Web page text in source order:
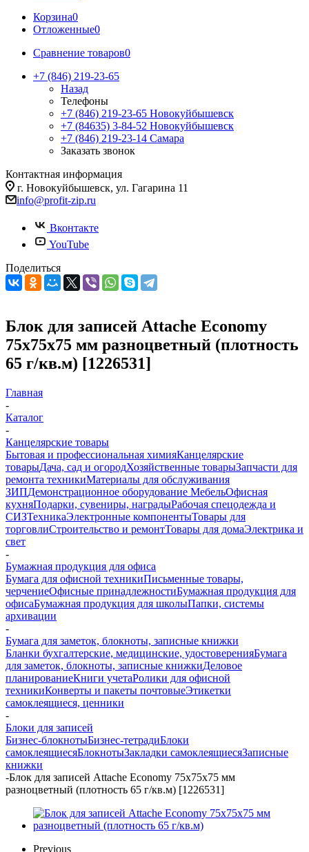
Корзина0
Отложенные0
Сравнение товаров0
+7 (846) 219-23-65
Назад
Телефоны
+7 (846) 219-23-65 Новокуйбышевск
+7 (84635) 3-84-52 Новокуйбышевск
+7 (846) 219-23-14 Самара
Заказать звонок
Контактная информация
г. Новокуйбышевск, ул. Гагарина 11
info@profit-zip.ru
Вконтакте
YouTube
Поделиться
Блок для записей Attache Economy
75x75x75 мм разноцветный (плотность
65 г/кв.м) [1226531]
Главная
-
Каталог
-
Канцелярские товары
Бытовая и профессиональная химияКанцелярские
товарыДача, сад и огородХозяйственные товарыЗапчасти для
ремонта техникиМатериалы для обслуживания
ЗИПДемонстрационное оборудование МебельОфисная
кухняПодарки, сувениры, наградыРабочая спецодежда и
СИЗТехникаЭлектронные компонентыТовары для
торговлиСтроительство и ремонтТовары для домаЭлектрика и
свет
-
Бумажная продукция для офиса
Бумага для офисной техникиПисьменные товары,
черчениеОфисные принадлежностиБумажная продукция для
офисаБумажная продукция для школыПапки, системы
архивации
-
Бумага для заметок, блокноты, записные книжки
Бланки бухгалтерские, медицинские, удостоверенияБумага
для заметок, блокноты, записные книжкиДеловое
планированиеКниги учетаРолики для офисной
техникиКонверты и пакеты почтовыеЭтикетки
самоклеящиеся, ценники
-
Блоки для записей
Бизнес-блокнотыБизнес-тетрадиБлоки
самоклеящиесяБлокнотыЗакладки самоклеящиесяЗаписные
книжки
-Блок для записей Attache Economy 75x75x75 мм
разноцветный (плотность 65 г/кв.м) [1226531]
Previous